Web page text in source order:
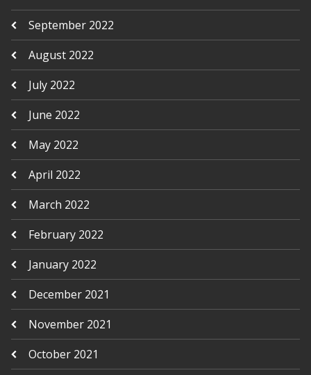
September 2022
August 2022
July 2022
June 2022
May 2022
April 2022
March 2022
February 2022
January 2022
December 2021
November 2021
October 2021